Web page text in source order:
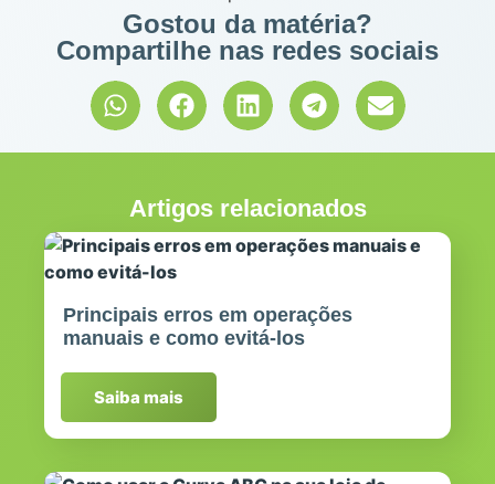
Gostou da matéria?
Compartilhe nas redes sociais
Artigos relacionados
Principais erros em operações
manuais e como evitá-los
Saiba mais